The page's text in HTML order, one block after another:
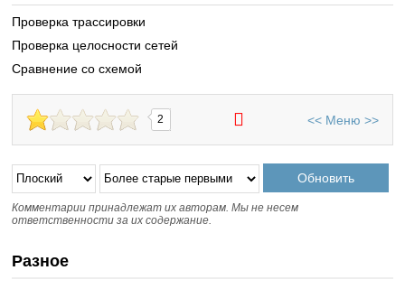
Проверка трассировки
Проверка целосности сетей
Сравнение со схемой
2 << Меню >>
Комментарии принадлежат их авторам. Мы не несем
ответственности за их содержание.
Разное